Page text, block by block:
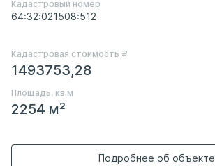
Кадастровый номер
64:32:021508:512
Кадастровая стоимость ₽
1493753,28
Площадь, кв.м
2254 м²
Подробнее об объекте